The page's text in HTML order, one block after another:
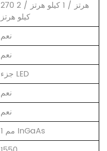
270 هرتز / 1 كيلو هرتز / 2
كيلو هرتز
نعم
نعم
جزء LED
نعم
نعم
1 مم InGaAs